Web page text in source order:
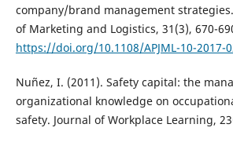
company/brand management
of Marketing and Logistics, 31(3), 670-
https://doi.org/10.1108/APJML-10-2017-
Nuñez, I. (2011). Safety capital: the
organizational knowledge on
safety. Journal of Workplace Learning,